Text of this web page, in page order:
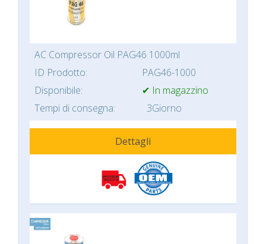
AC Compressor Oil PAG46 1000ml
ID Prodotto:
PAG46-1000
Disponibile:
✔ In magazzino
Tempi di consegna:
3Giorno
Dettagli